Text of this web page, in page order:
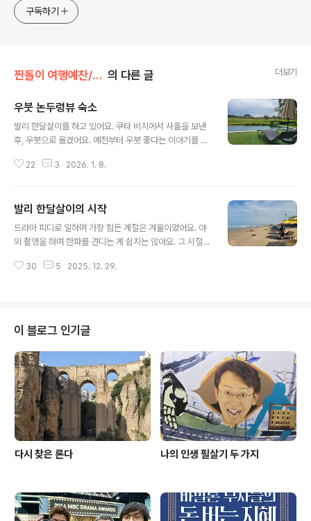
로그입니다.
구독하기
짠돌이 여행예찬/은퇴자의 세계일주 의 다른 글 더보기
우붓 논두렁뷰 숙소
발리 한달살이를 하고 있어요. 쿠타 비치에서 사흘을 보낸
후, 우붓으로 옮겼어요. 예전부터 우붓 좋다는 이야기를 참
물렀습니다. 첫번째 숙소는 Adil Villa and Resort라고
와 거리가 있어 그런지 가격이 저렴하더라고요. 구글 지도
로 보니 주위는 다 논이었어요. 번잡한 쿠타 비치에서 사흘
을 보냈으면, 한적한 시골에서 며칠 지내도 좋을 것 같았어
요,때로는 소가 한가롭게 논두렁을 거닐어요.4성급 리조트
22 3 2026. 1. 8.
발리 한달살이의 시작
드라마 피디로 일하며 가장 힘든 계절은 겨울이었어요. 야
외 촬영을 하며 한파를 견디는 게 쉽지는 않아요. 그 시절에
에서 지내고 싶다.' 그래서 저는 겨울이 오면 장기 여행을
낙후되어 은근 불편했어요. 올 겨울에는 어디로 갈까, 고민
을 하던 차에 여동생이 답을 줬어요. 작년에 저랑 스리랑카
한 달 여행을 다녀온 후, 제가 대만으로 여행을 떠났을 때
동생은 발리 한 달살이를 갔는데요. 스리랑카에 비해 발리
가 훨씬 좋았다고요. 강추라고 하기에 이번 12월에 저도 발
리로 한달 살이 왔습니다...
30 5 2025. 12. 29.
이 블로그 인기글
다시 찾은 론다 나의 인생 필살기 두 가지